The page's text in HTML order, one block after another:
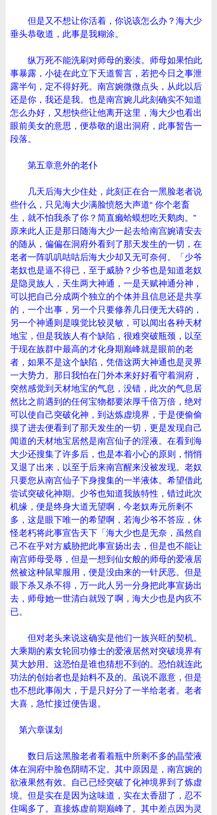
但是又不想让你活着，你说该怎么办？海大少
垂头恭敬道，此事是我糊涂。
纵万死不能洗刷对师母的亵渎。师母如果怕此
事暴露，小徒在此立下天道誓言，若把今日之事泄
露半句，定不得好死。南宫婉微微点头，从此以后
还是你，我还是我。也是南宫婉儿此刻确实不知道
怎么办好，又想快些让他离开这里，海大少也看出
眼前美女的意思，便恭敬的退出洞府，此事暂告一
段落。
第五章意外的老仆
几天后海大少住处，此刻正在合一黑脸老者说
些什么，只见海大少满脸愤怒大声道“ 你个老畜
生，就不怕我杀了你？简直癞蛤蟆想吃天鹅肉。”
原来此人正是那日随海大少一起去给南宫婉请安去
的随从，偏偏在洞府外看到了那天发生的一切，在
老者一阵叽叽咕咕后海大少却又无可奈何。「少爷
老奴也是逼不得已，至于威胁？少爷也是知道老奴
是隐灵族人，天生两大神通，一是天赋神通分神，
可以把自己分成两个独立的个体并且信息还是共享
的，一个出事，另一个只要修养几日便无大碍的，
另一个神通则是嗅觉比较灵敏，可以闻出各种天材
地宝，但是我族人有个缺陷，很难突破瓶颈，以至
于现在族群中最高的才化身期巅峰就是眼前的老
者，如果不是这个缺陷，凭借这两大神通也是灵界
一大势力。那日我怕在门外本来好好看守着洞府，
突然感觉到天材地宝的气息，没错，此次的气息居
然比之前遇到的任何宝物都要浓厚千倍万倍，绝对
可以使自己突破化神，到达炼虚境界，于是便偷偷
摸了进去便看到了那天发生的一切，更是发现自己
闻道的天材地宝居然是南宫仙子的淫液。在看到海
大少还搜集了许多后，也是本着小心的原则，悄悄
又退了出来，以至于后来南宫醒来没被发现。老奴
只要您从南宫仙子下身搜集的一半液体。希望借此
尝试突破化神期。少爷也知道我族特性，错过此次
机缘，便是终身大道无望啊，今老奴寿元所剩不
多，这是眼下唯一的希望啊，若海少爷不答应，休
怪老朽将此事宣告天下「海大少也是无奈，虽然自
己不在乎对方威胁把此事宣扬出去，但是也不能让
南宫师母受辱，但是一想到仙女般的师母的爱液居
然被这种鼠辈服用，便是没由来的一针厌恶。但是
眼下杀又杀不得，万一此人另一分身把此事宣扬出
去，师母她一世清白就毁了啊，海大少也是内疚不
已。
但对老头来说这确实是他们一族兴旺的契机。
大乘期的素女轮回功修士的爱液居然对突破境界有
莫大妙用。这恐怕是谁也猜想不到的。恐怕就连此
功法的创始者也是始料不及的。虽说不愿意，但是
也不想此事闹大，于是只好分了一半给老者。老者
大喜，急忙接过便告退。
第六章谋划
数日后这黑脸老者看着瓶中所剩不多的晶莹液
体在洞府中脸色阴晴不定。其中原因是，南宫婉的
欲液果然有效。自己已经突破了化神境界到了炼虚
境。但是实在是因为这味道，实在太香甜了，忍不
住喝多了。直接炼虚前期巅峰了。其中差点因为灵